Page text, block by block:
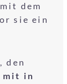
dem
sie ein
den
in